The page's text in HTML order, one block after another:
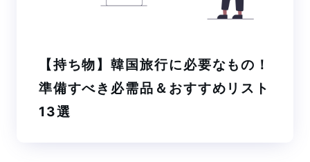
【持ち物】韓国旅行に必要なもの！
準備すべき必需品＆おすすめリスト
13選